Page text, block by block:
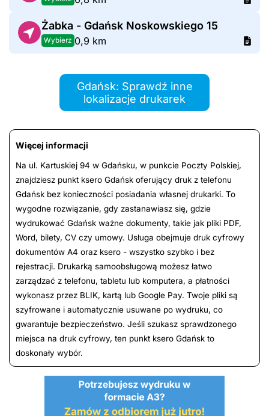
Żabka - Gdańsk Noskowskiego 15
Wybierz 0,9 km
Gdańsk: Sprawdź inne
lokalizacje drukarek
Więcej informacji
Na ul. Kartuskiej 94 w Gdańsku, w punkcie Poczty Polskiej,
znajdziesz punkt ksero Gdańsk oferujący druk z telefonu
Gdańsk bez konieczności posiadania własnej drukarki. To
wygodne rozwiązanie, gdy zastanawiasz się, gdzie
wydrukować Gdańsk ważne dokumenty, takie jak pliki PDF,
Word, bilety, CV czy umowy. Usługa obejmuje druk cyfrowy
dokumentów A4 oraz ksero - wszystko szybko i bez
rejestracji. Drukarką samoobsługową możesz łatwo
zarządzać z telefonu, tabletu lub komputera, a płatności
wykonasz przez BLIK, kartą lub Google Pay. Twoje pliki są
szyfrowane i automatycznie usuwane po wydruku, co
gwarantuje bezpieczeństwo. Jeśli szukasz sprawdzonego
miejsca na druk cyfrowy, ten punkt ksero Gdańsk to
doskonały wybór.